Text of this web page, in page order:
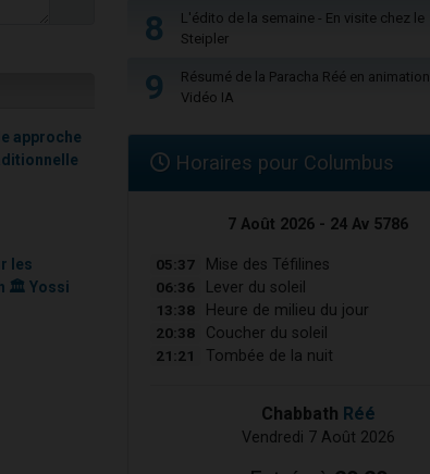
approche
les
🏛️ Yossi
8
L'édito de la semaine - En visite chez le
Steipler
9
Résumé de la Paracha Réé en animation
Vidéo IA
Horaires pour Columbus
7 Août 2026 - 24 Av 5786
05:37 Mise des Téfilines
06:36 Lever du soleil
13:38 Heure de milieu du jour
20:38 Coucher du soleil
21:21 Tombée de la nuit
Chabbath Réé
Vendredi 7 Août 2026